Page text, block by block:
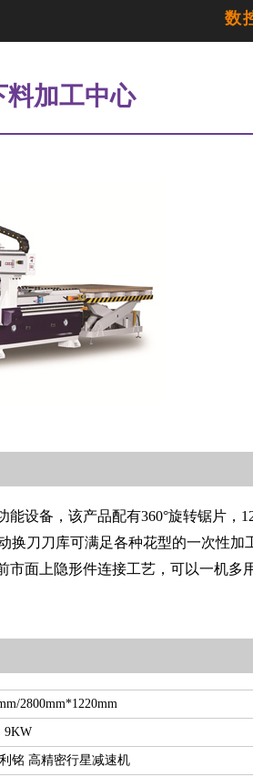
数
料加工中心
设备，该产品配有360°旋转锯片，
换刀刀库可满足各种花型的一次性加
市面上隐形件连接工艺，可以一机多
2800mm*1220mm
9KW
铭 高精密行星减速机